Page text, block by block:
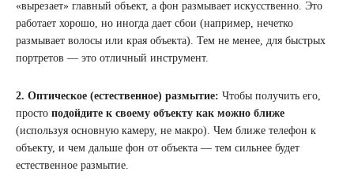
«вырезает» главный объект, а фон размывает искусственно. Это
работает хорошо, но иногда дает сбои (например, нечетко
размывает волосы или края объекта). Тем не менее, для быстрых
портретов — это отличный инструмент.
2. Оптическое (естественное) размытие: Чтобы получить его,
просто подойдите к своему объекту как можно ближе
(используя основную камеру, не макро). Чем ближе телефон к
объекту, и чем дальше фон от объекта — тем сильнее будет
естественное размытие.